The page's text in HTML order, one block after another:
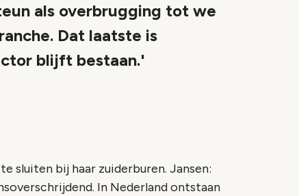
als overbrugging tot we
Dat laatste is
blijft bestaan.'
sluiten bij haar zuiderburen. Jansen:
In Nederland ontstaan